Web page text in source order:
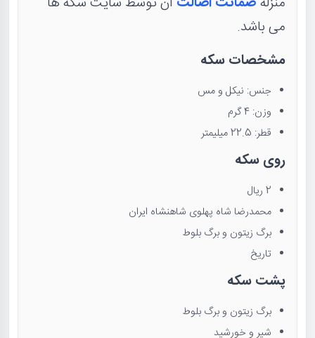
می باشد.
مشخصات سکه
جنس: نیکل و مس
وزن: 4 گرم
قطر: 22.5 میلیمتر
روی سکه
2 ریال
محمدرضا شاه پهلوی شاهنشاه ایران
برگ زیتون و برگ بلوط
تاریخ
پشت سکه
برگ زیتون و برگ بلوط
شیر و خورشید